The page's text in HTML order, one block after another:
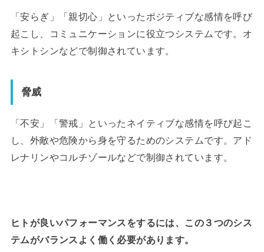
「安らぎ」「親切心」といったポジティブな感情を呼び
起こし、コミュニケーションに役立つシステムです。オ
キシトシンなどで制御されています。
脅威
「不安」「警戒」といったネイティブな感情を呼び起こ
し、外敵や危険から身を守るためのシステムです。アド
レナリンやコルチゾールなどで制御されています。
ヒトが良いパフォーマンスをするには、この３つのシス
テムがバランスよく働く必要があります。